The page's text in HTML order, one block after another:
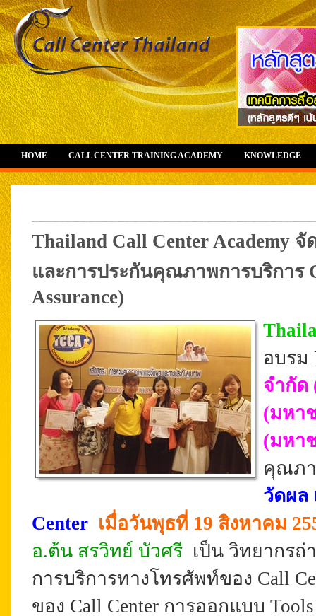
HOME CALL CENTER TRAINING ACADEMY KNOWLEDGE
Thailand Call Center Academy
และการประกันคุณภาพการบริการ
Assurance)
อบรม
จำกัด
(มหา
(มหา
คุณภ
วัดผล
Center เมื่อวันพุธที่ 19 สิงหาคม
อ.ต้น สรวิทย์ บัวศรี เป็น วิทยากร
การบริการทางโทรศัพท์ของ Call
ของ Call Center การออกแบบ